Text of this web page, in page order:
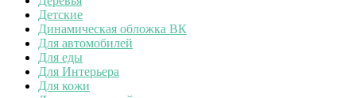
Детские
Динамическая обложка ВК
Для автомобилей
Для еды
Для Интерьера
Для кожи